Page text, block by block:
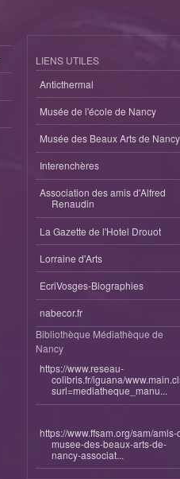
LIENS UTILES
Anticthermal
Musée de l'école de Nancy
Musée des Beaux Arts de Nancy
Interenchères
Association des amis d'Alfred
Renaudin
La Gazette de l'Hotel Drouot
Lorraine d'Arts
EcriVosges-Biographies
nabecor.fr
Bibliothèque Médiathèque de
Nancy
https://www.reseau-
colibris.fr/iguana/
surl=mediatheque_manu...
https://www.ffsam.org/sam/amis-
musee-des-beaux-arts-de-
nancy-associat...